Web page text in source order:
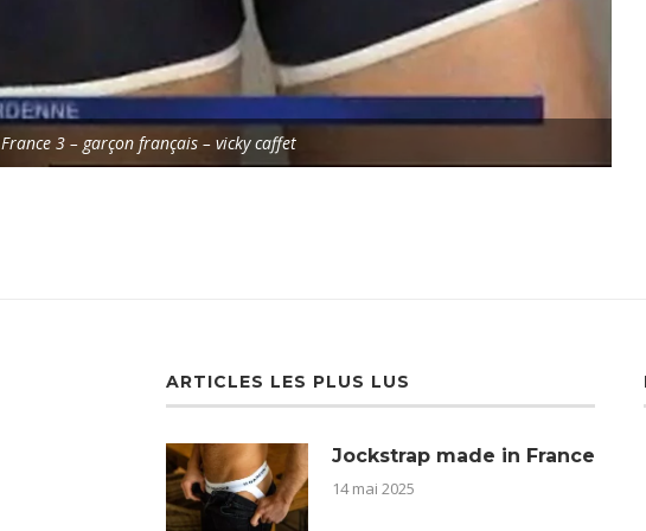
France 3 – garçon français – vicky caffet
ARTICLES LES PLUS LUS
Jockstrap made in France
14 mai 2025